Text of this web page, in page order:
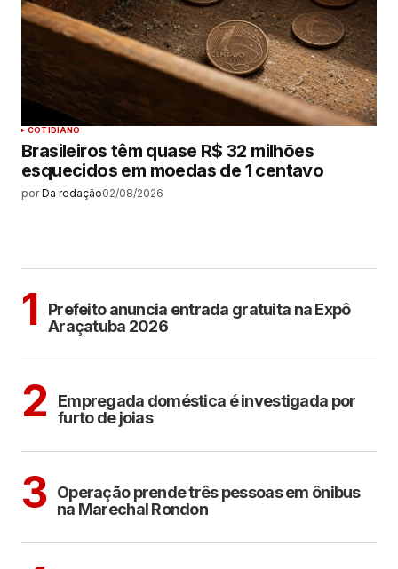
COTIDIANO
Brasileiros têm quase R$ 32 milhões
esquecidos em moedas de 1 centavo
por Da redação02/08/2026
1
Prefeito anuncia entrada gratuita na Expô
Araçatuba 2026
2
Empregada doméstica é investigada por
furto de joias
3 Operação prende três pessoas em ônibus
na Marechal Rondon